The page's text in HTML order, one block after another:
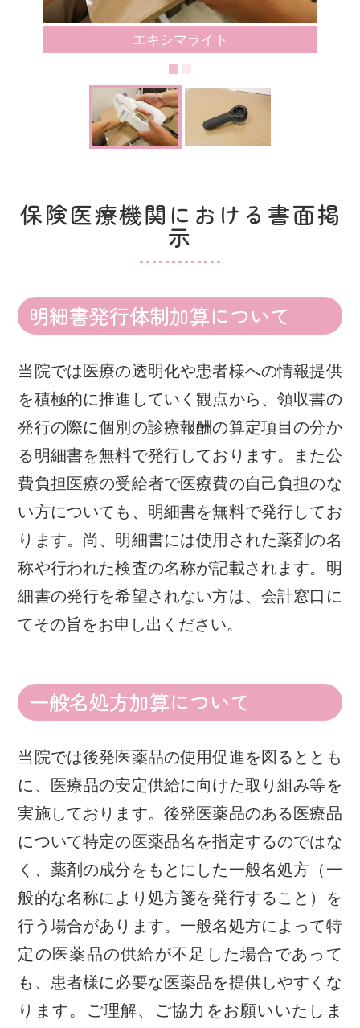
エキシマライト
保険医療機関における書面掲
示
明細書発行体制加算について
当院では医療の透明化や患者様への情報提供
を積極的に推進していく観点から、領収書の
発行の際に個別の診療報酬の算定項目の分か
る明細書を無料で発行しております。また公
費負担医療の受給者で医療費の自己負担のな
い方についても、明細書を無料で発行してお
ります。尚、明細書には使用された薬剤の名
称や行われた検査の名称が記載されます。明
細書の発行を希望されない方は、会計窓口に
てその旨をお申し出ください。
一般名処方加算について
当院では後発医薬品の使用促進を図るととも
に、医療品の安定供給に向けた取り組み等を
実施しております。後発医薬品のある医療品
について特定の医薬品名を指定するのではな
く、薬剤の成分をもとにした一般名処方（一
般的な名称により処方箋を発行すること）を
行う場合があります。一般名処方によって特
定の医薬品の供給が不足した場合であって
も、患者様に必要な医薬品を提供しやすくな
ります。ご理解、ご協力をお願いいたしま